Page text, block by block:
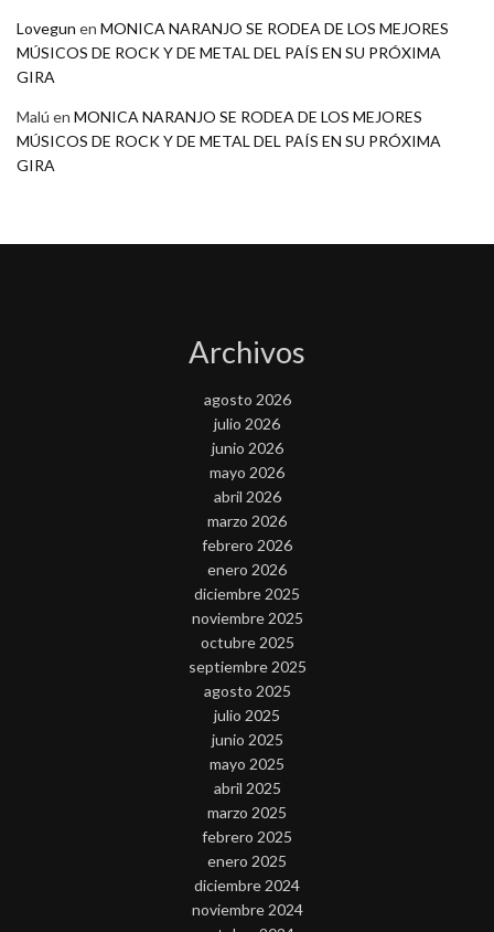
Lovegun en MONICA NARANJO SE RODEA DE LOS MEJORES
MÚSICOS DE ROCK Y DE METAL DEL PAÍS EN SU PRÓXIMA
GIRA
Malú en MONICA NARANJO SE RODEA DE LOS MEJORES
MÚSICOS DE ROCK Y DE METAL DEL PAÍS EN SU PRÓXIMA
GIRA
Archivos
agosto 2026
julio 2026
junio 2026
mayo 2026
abril 2026
marzo 2026
febrero 2026
enero 2026
diciembre 2025
noviembre 2025
octubre 2025
septiembre 2025
agosto 2025
julio 2025
junio 2025
mayo 2025
abril 2025
marzo 2025
febrero 2025
enero 2025
diciembre 2024
noviembre 2024